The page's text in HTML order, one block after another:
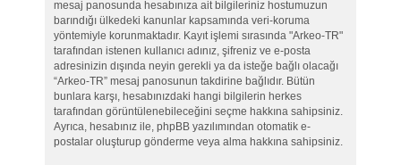
mesaj panosunda hesabınıza ait bilgileriniz hostumuzun
barındığı ülkedeki kanunlar kapsamında veri-koruma
yöntemiyle korunmaktadır. Kayıt işlemi sırasında "Arkeo-TR"
tarafından istenen kullanıcı adınız, şifreniz ve e-posta
adresinizin dışında neyin gerekli ya da isteğe bağlı olacağı
“Arkeo-TR” mesaj panosunun takdirine bağlıdır. Bütün
bunlara karşı, hesabınızdaki hangi bilgilerin herkes
tarafından görüntülenebileceğini seçme hakkına sahipsiniz.
Ayrıca, hesabınız ile, phpBB yazılımından otomatik e-
postalar oluşturup gönderme veya alma hakkına sahipsiniz.